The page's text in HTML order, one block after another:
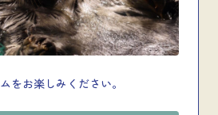
をお楽しみください。